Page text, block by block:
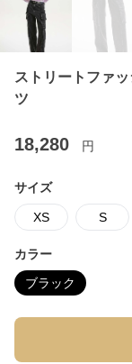
ストリートファ
ツ
18,280 円
サイズ
XS S
カラー
ブラック